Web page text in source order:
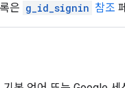
은 g_id_signin 참조